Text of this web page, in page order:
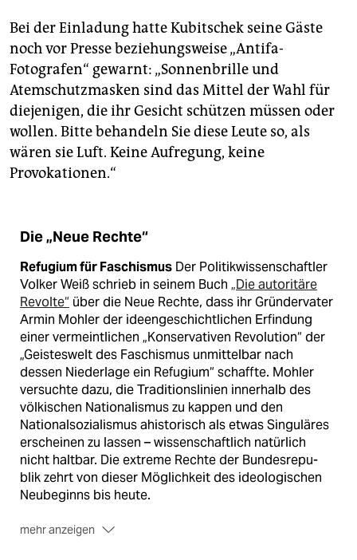
Bei der Einladung hatte Kubitschek seine Gäste
noch vor Presse beziehungsweise „Antifa-
Fotografen“ gewarnt: „Sonnenbrille und
Atemschutzmasken sind das Mittel der Wahl für
diejenigen, die ihr Gesicht schützen müssen oder
wollen. Bitte behandeln Sie diese Leute so, als
wären sie Luft. Keine Aufregung, keine
Provokationen.“
Die „Neue Rechte“
Refugium für Faschismus Der Politikwissenschaftler
Volker Weiß schrieb in seinem Buch „Die autoritäre
Revolte“ über die Neue Rechte, dass ihr Gründervater
Armin Mohler der ideengeschichtlichen Erfindung
einer vermeintlichen „Konservativen Revolution“ der
„Geisteswelt des Faschismus unmittelbar nach
dessen Niederlage ein Refugium“ schaffte. Mohler
versuchte dazu, die Traditionslinien innerhalb des
völkischen Nationalismus zu kappen und den
Nationalsozialismus ahistorisch als etwas Singuläres
erscheinen zu lassen – wissenschaftlich natürlich
nicht haltbar. Die extreme Rechte der Bundesrepu-
blik zehrt von dieser Möglichkeit des ideologischen
Neubeginns bis heute.
mehr anzeigen